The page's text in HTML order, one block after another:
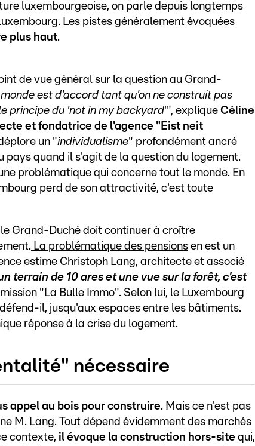
luxembourgeoise, on parle depuis longtemps
. Les pistes généralement évoquées
plus haut.
de vue général sur la question au Grand-
monde est d'accord tant qu'on ne construit pas
principe du 'not in my backyard'", explique Céline
et fondatrice de l'agence "Eist neit
un "individualisme" profondément ancré
pays quand il s'agit de la question du logement.
problématique qui concerne tout le monde. En
perd de son attractivité, c'est toute
Grand-Duché doit continuer à croître
La problématique des pensions en est un
estime Christoph Lang, architecte et associé
terrain de 10 ares et une vue sur la forêt, c'est
"La Bulle Immo". Selon lui, le Luxembourg
il, jusqu'aux espaces entre les bâtiments.
réponse à la crise du logement.
nécessaire
appel au bois pour construire. Mais ce n'est pas
M. Lang. Tout dépend évidemment des marchés
contexte, il évoque la construction hors-site qui,